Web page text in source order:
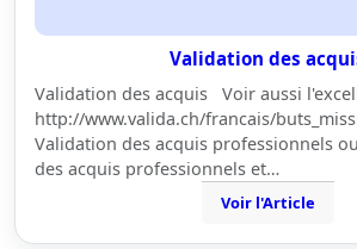
Validation des
Validation des acquis Voir aussi
http://www.valida.ch/francais/
Validation des acquis professionnels
des acquis professionnels et…
Voir l'Article